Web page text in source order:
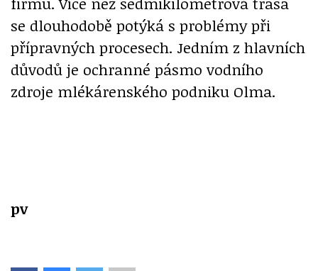
se dlouhodobě potýká s problémy při
přípravných procesech. Jedním z hlavních
důvodů je ochranné pásmo vodního
zdroje mlékárenského podniku Olma.
pv